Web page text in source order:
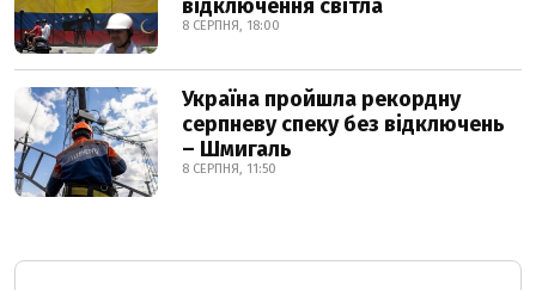
відключення світла
8 СЕРПНЯ, 18:00
Україна пройшла рекордну
серпневу спеку без відключень
– Шмигаль
8 СЕРПНЯ, 11:50